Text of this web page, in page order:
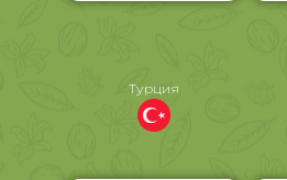
Турция